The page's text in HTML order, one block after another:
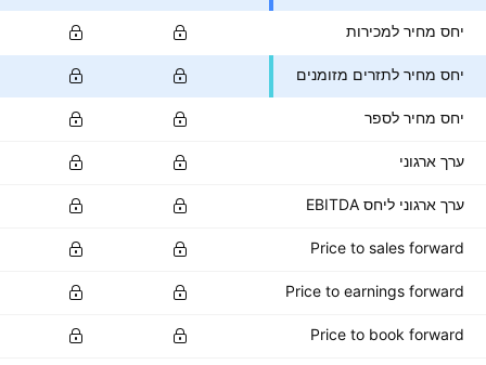
יחס מחיר למכירות
יחס מחיר לתזרים מזומנים
יחס מחיר לספר
ערך ארגוני
ערך ארגוני ליחס EBITDA
Price to sales forward
Price to earnings forward
Price to book forward